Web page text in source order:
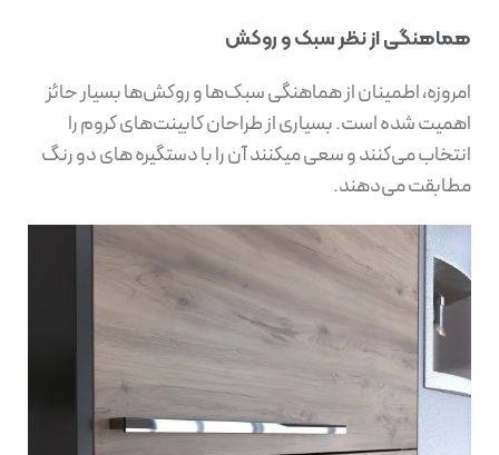
هماهنگی از نظر سبک و روکش
امروزه، اطمینان از هماهنگی سبک‌ها و روکش‌ها بسیار حائز
اهمیت شده است. بسیاری از طراحان کابینت‌های کروم را
انتخاب می‌کنند و سعی میکنند آن را با دستگیره های دو رنگ
مطابقت می‌دهند.